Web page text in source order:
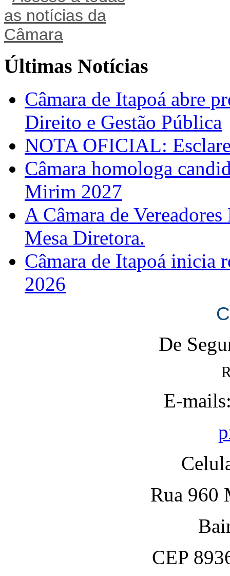
Últimas Notícias
Câmara de Itapoá abre
Direito e Gestão Pública
NOTA OFICIAL:
Câmara homologa
Mirim 2027
A Câmara de
Mesa Diretora.
Câmara de Itapoá inicia
2026
De
E-
Rua 960
CEP